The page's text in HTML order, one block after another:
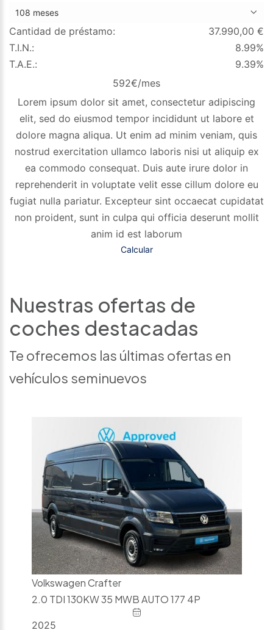
Cantidad de préstamo: 37.990,00 €
T.I.N.:
8.99%
T.A.E.:
9.39%
592€/mes
Lorem ipsum dolor sit amet, consectetur adipiscing
elit, sed do eiusmod tempor incididunt ut labore et
dolore magna aliqua. Ut enim ad minim veniam, quis
nostrud exercitation ullamco laboris nisi ut aliquip ex
ea commodo consequat. Duis aute irure dolor in
reprehenderit in voluptate velit esse cillum dolore eu
fugiat nulla pariatur. Excepteur sint occaecat cupidatat
non proident, sunt in culpa qui officia deserunt mollit
anim id est laborum
Calcular
Nuestras ofertas de
coches destacadas
Te ofrecemos las últimas ofertas en
vehículos seminuevos
Volkswagen Crafter
2.0 TDI 130KW 35 MWB AUTO 177 4P
2025